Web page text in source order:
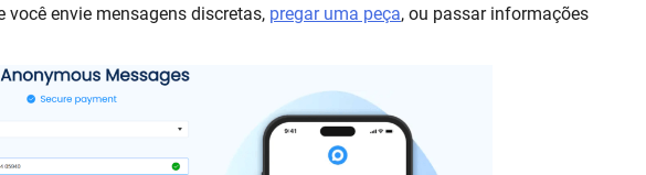
envie mensagens discretas, pregar uma peça, ou passar informações